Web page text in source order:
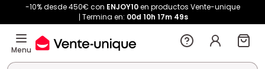
-10% desde 450€ con ENJOY10en productos Vente-unique
Termina en: 00d 10h 17m 49s
Menu